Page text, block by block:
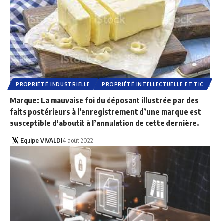
PROPRIÉTÉ INDUSTRIELLE PROPRIÉTÉ INTELLECTUELLE ET TIC
Marque: La mauvaise foi du déposant illustrée par des
faits postérieurs à l’enregistrement d’une marque est
susceptible d’aboutit à l’annulation de cette dernière.
Equipe VIVALDI4 août 2022